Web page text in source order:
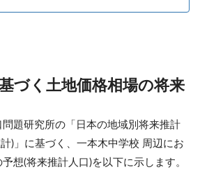
づく土地価格相場の将来
問題研究所の「日本の地域別将来推計
)」に基づく、一本木中学校 周辺にお
想(将来推計人口)を以下に示します。